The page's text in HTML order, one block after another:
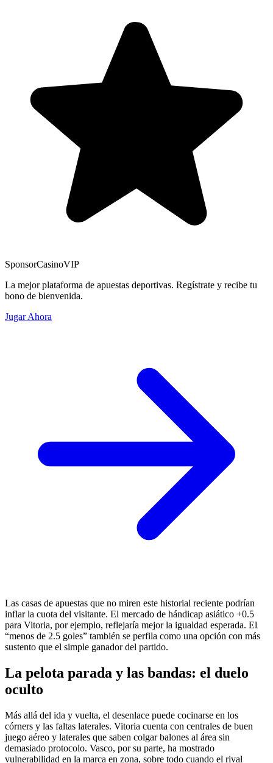
SponsorCasinoVIP
La mejor plataforma de apuestas deportivas. Regístrate y recibe tu
bono de bienvenida.
Jugar Ahora
Las casas de apuestas que no miren este historial reciente podrían
inflar la cuota del visitante. El mercado de hándicap asiático +0.5
para Vitoria, por ejemplo, reflejaría mejor la igualdad esperada. El
“menos de 2.5 goles” también se perfila como una opción con más
sustento que el simple ganador del partido.
La pelota parada y las bandas: el duelo
oculto
Más allá del ida y vuelta, el desenlace puede cocinarse en los
córners y las faltas laterales. Vitoria cuenta con centrales de buen
juego aéreo y laterales que saben colgar balones al área sin
demasiado protocolo. Vasco, por su parte, ha mostrado
vulnerabilidad en la marca en zona, sobre todo cuando el rival